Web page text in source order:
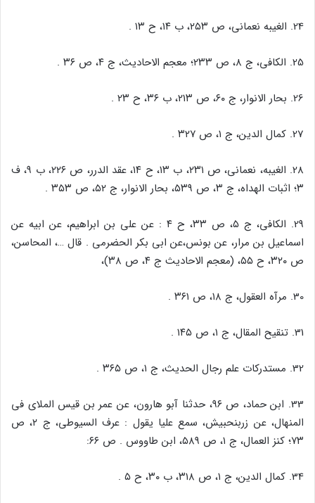
24. الغیبه نعمانی، ص ۲۵۳، ب ۱۴، ح ۱۳ .
25. الکافی، ج ۸، ص ۲۳۳؛ معجم الاحادیث، ج ۴، ص ۳۶ .
26. بحار الانوار، ج ۶۰، ص ۲۱۳، ب ۳۶، ح ۲۳ .
27. کمال الدین، ج ۱، ص ۳۲۷ .
28. الغیبه، نعمانی، ص ۲۳۱، ب ۱۳، ح ۱۴، عقد الدرر، ص ۲۲۶، ب ۹، ف
۳؛ اثبات الهداه، ج ۳، ص ۵۳۹، بحار الانوار، ج ۵۲، ص ۳۵۳ .
29. الکافی، ج ۵، ص ۳۳، ح ۴ : عن علی بن ابراهیم، عن ابیه عن
اسماعیل بن مرار، عن بونس،عن ابی بکر الحضرمی . قال …، المحاسن،
ص ۳۲۰، ح ۵۵، (معجم الاحادیث ج ۴، ص ۳۸)،
30. مرآه العقول، ج ۱۸، ص ۳۶۱ .
31. تنقیح المقال، ج ۱، ص ۱۴۵ .
32. مستدرکات علم رجال الحدیث، ج ۱، ص ۳۶۵ .
33. ابن حماد، ص ۹۶، حدثنا آبو هارون، عن عمر بن قیس الملای فی
المنهال، عن زربنحبیش، سمع علیا یقول : عرف السیوطی، ج ۲، ص
۷۳؛ کنز العمال، ج ۱، ص ۵۸۹، ابن طاووس . ص ۶۶:
34. کمال الدین، ج ۱، ص ۳۱۸، ب ۳۰، ح ۵ .